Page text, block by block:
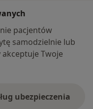
pacjentów
samodzielnie lub
Twoje
ubezpieczenia